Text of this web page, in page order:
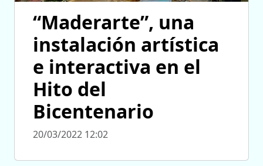
“Maderarte”, una
instalación artística
e interactiva en el
Hito del
Bicentenario
20/03/2022 12:02